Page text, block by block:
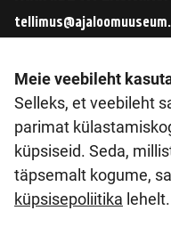
JÄLGI MEID
© 2026 Eesti
Pirita tee 56, 12011 Tallinn
Meie veebileht
Selleks, et veebileht
parimat
küpsiseid. Seda,
täpsemalt kogume,
küpsisepoliitika lehelt.